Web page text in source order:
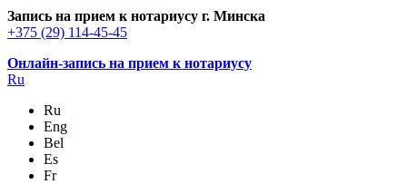
Запись на прием к нотариусу г. Минска
+375 (29) 114-45-45
Онлайн-запись на прием к нотариусу
Ru
Ru
Eng
Bel
Es
Fr